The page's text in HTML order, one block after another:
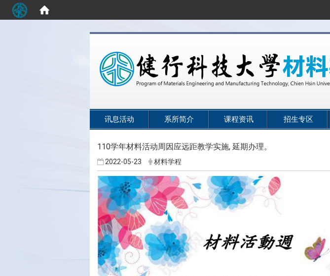
讯息活动 系所简介 课程资讯 招生专区
110学年材料活动周因应远距教学实施, 延期办理。
2022-05-23 材料学程